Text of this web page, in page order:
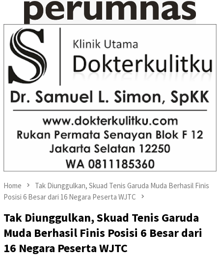
Home
Tak Diunggulkan, Skuad Tenis Garuda Muda Berhasil Finis
Posisi 6 Besar dari 16 Negara Peserta WJTC
Tak Diunggulkan, Skuad Tenis Garuda
Muda Berhasil Finis Posisi 6 Besar dari
16 Negara Peserta WJTC